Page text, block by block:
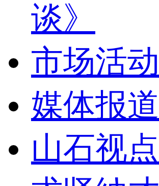
谈》
市场活动
媒体报道
山石视点